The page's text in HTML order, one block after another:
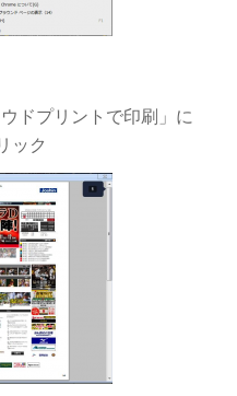
ドプリントで印刷」に
ック